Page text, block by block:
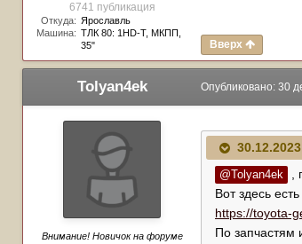
6741 публикация
Откуда: Ярославль
Машина: TЛК 80: 1HD-T, МКПП,
35"
Вверх
Tolyan4ek
Внимание! Новичок на форуме
Опубликовано: 30
@Tolyan4ek
,
Вот здесь
https://toyota-
По запчастям